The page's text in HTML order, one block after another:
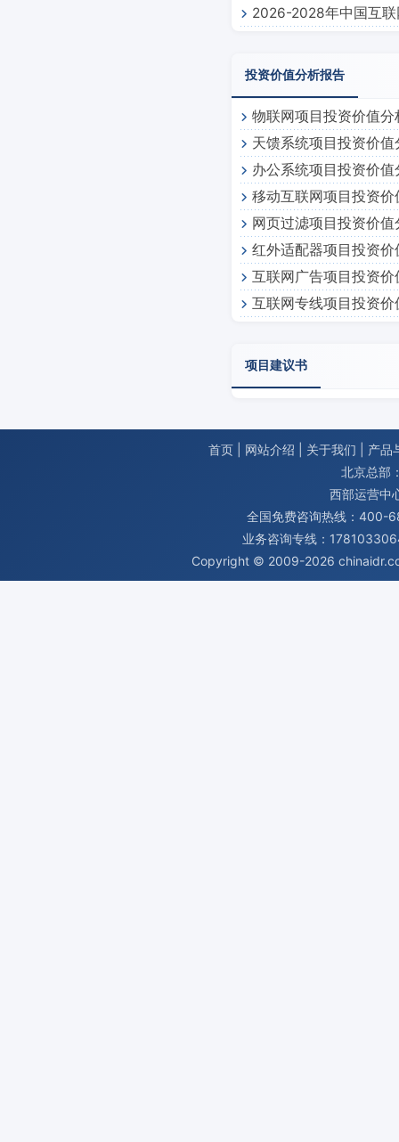
2026-2028年中国互
投资价值分析报告
物联网项目投资价值分
天馈系统项目投资价值
办公系统项目投资价值
移动互联网项目投资价
网页过滤项目投资价值
红外适配器项目投资价
互联网广告项目投资价
互联网专线项目投资价
项目建议书
首页 网站介绍 关于我们
产品
北京总部
西部运营中
全国免费咨询热线：400-
业务咨询专线：
Copyright © 2009-2026